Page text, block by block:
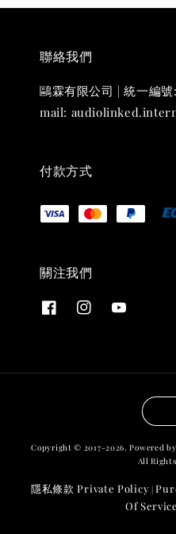
聯絡我們
鷗霖有限公司 | 統一編號
mail:
付款方式
關注我們
Copyright © 2017-2026. Powered
All
隱私條款 Private Policy |
Of